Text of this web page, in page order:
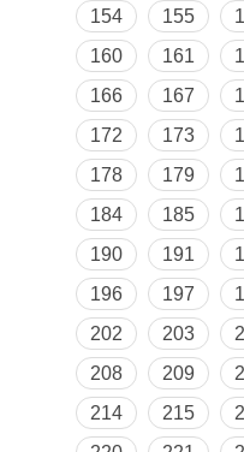
154
155
160
161
166
167
172
173
178
179
184
185
190
191
196
197
202
203
208
209
214
215